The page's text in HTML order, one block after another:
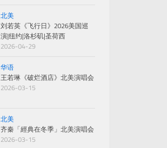
北美
刘若英《飞行日》2026美国巡
演|纽约|洛杉矶|圣荷西
2026-04-29
华语
王若琳《破烂酒店》北美演唱会
2026-03-15
北美
齐秦「經典在冬季」北美演唱会
2026-03-15